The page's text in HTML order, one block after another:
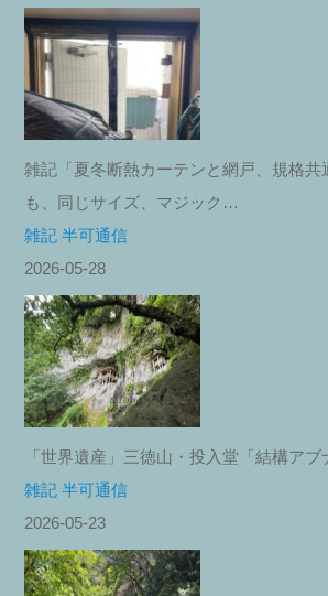
雑記「夏冬断熱カーテンと網戸、規格共
も、同じサイズ、マジック…
雑記 半可通信
2026-05-28
「世界遺産」三徳山・投入堂「結構アブ
雑記 半可通信
2026-05-23